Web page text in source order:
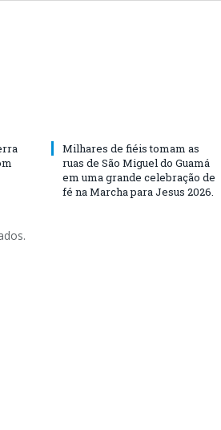
Milhares de fiéis tomam as
ruas de São Miguel do Guamá
em uma grande celebração de
fé na Marcha para Jesus 2026.